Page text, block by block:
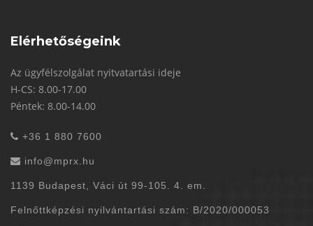
Elérhetőségeink
Az ügyfélszolgálat nyitvatartási ideje
H-CS: 8.00-17.00
Péntek: 8.00-14.00
+36 1 880 7600
info@mprx.hu
1139 Budapest, Váci út 99-105. 4. em.
Felnőttképzési nyilvántartási szám: B/2020/000053